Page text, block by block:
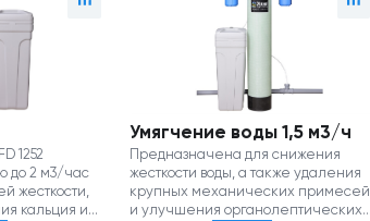
1252
до 2 м3/час
жесткости,
кальция и
Умягчение воды 1,5 м3/ч
Предназначена для снижения
жесткости воды, а также удаления
крупных механических примесей
и улучшения органолептических